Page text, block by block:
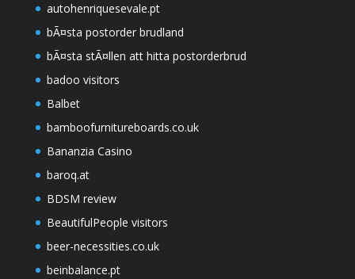
autohenriquesevale.pt
bÃ¤sta postorder brudland
bÃ¤sta stÃ¤llen att hitta postorderbrud
badoo visitors
Balbet
bamboofurnitureboards.co.uk
Bananzia Casino
baroq.at
BDSM review
BeautifulPeople visitors
beer-necessities.co.uk
beinbalance.pt